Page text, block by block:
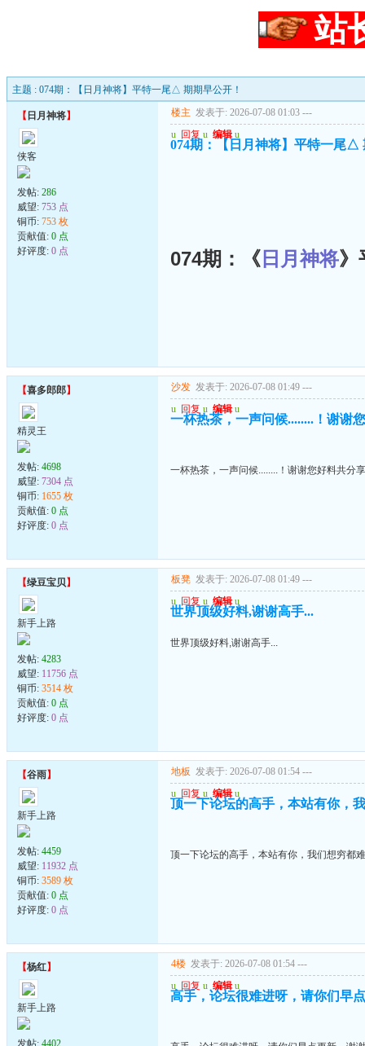
站
主题 : 074期：【日月神将】平特一尾△ 期期早公开！
【 日月神将】
侠客
发帖: 286
威望: 753 点
铜币: 753 枚
贡献值: 0 点
好评度: 0 点
楼主 发表于: 2026-07-08 01:03 ---
u 回复 u 编辑 u
074期：【日月神将】平特一尾△
074期：《 日月神将》
【喜多郎郎】
精灵王
发帖: 4698
威望: 7304 点
铜币: 1655 枚
贡献值: 0 点
好评度: 0 点
沙发 发表于: 2026-07-08 01:49 ---
u 回复 u 编辑 u
一杯热茶，一声问候........！谢谢
一杯热茶，一声问候........！谢谢您好料共分
【绿豆宝贝】
新手上路
发帖: 4283
威望: 11756 点
铜币: 3514 枚
贡献值: 0 点
好评度: 0 点
板凳 发表于: 2026-07-08 01:49 ---
u 回复 u 编辑 u
世界顶级好料,谢谢高手...
世界顶级好料,谢谢高手...
【谷雨】
新手上路
发帖: 4459
威望: 11932 点
铜币: 3589 枚
贡献值: 0 点
好评度: 0 点
地板 发表于: 2026-07-08 01:54 ---
u 回复 u 编辑 u
顶一下论坛的高手，本站有你，
顶一下论坛的高手，本站有你，我们想穷都
【杨红】
新手上路
发帖: 4402
4楼 发表于: 2026-07-08 01:54 ---
u 回复 u 编辑 u
高手，论坛很难进呀，请你们早